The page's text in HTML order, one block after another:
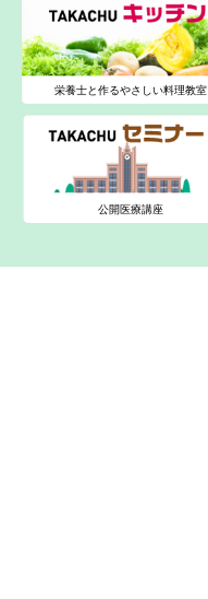
栄養士と作るやさしい料理教室
公開医療講座